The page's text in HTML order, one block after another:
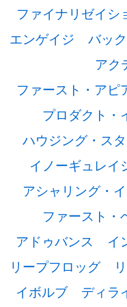
ファイナリゼイシ
エンゲイジ
バック
アク
ファースト・アピ
プロダクト・
ハウジング・ス
イノーギュレイ
アシャリング・
ファースト・
アドゥバンス
イ
リープフロッグ
イボルブ
ディラ